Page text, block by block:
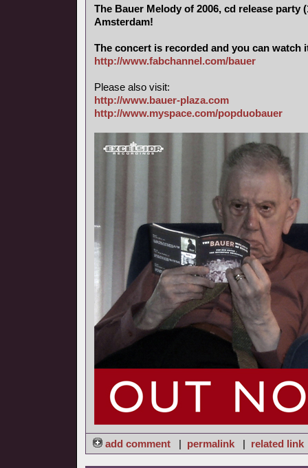
The Bauer Melody of 2006, cd release party
Amsterdam!
The concert is recorded and you can watch
http://www.fabchannel.com/bauer
Please also visit:
http://www.bauer-plaza.com
http://www.myspace.com/popduobauer
add comment | permalink| related link